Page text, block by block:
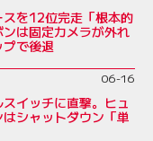
を12位完走「根本的
は固定カメラが外れ
で後退
06-16
イッチに直撃。ヒュ
シャットダウン「単